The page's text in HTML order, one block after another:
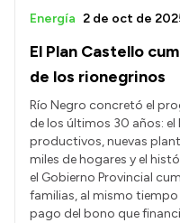
El Plan Castello
de los rionegrinos
Energía 2 de oct de
Río Negro concretó el
de los últimos 30 años: el
productivos, nuevas
miles de hogares y el
el Gobierno Provincial
familias, al mismo
pago del bono que